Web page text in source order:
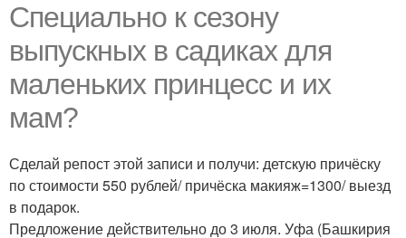
Специально к сезону
выпускных в садиках для
маленьких принцесс и их
мам?
Сделай репост этой записи и получи: детскую причёску
по стоимости 550 рублей/ причёска макияж=1300/ выезд
в подарок.
Предложение действительно до 3 июля. Уфа (Башкирия